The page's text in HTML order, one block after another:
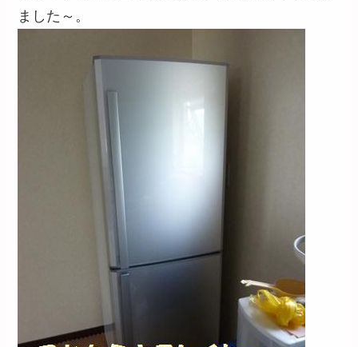
ました～。